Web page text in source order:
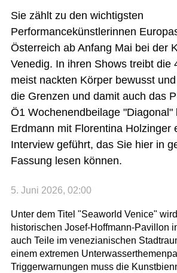
Sie zählt zu den wichtigsten
Performancekünstlerinnen
Österreich ab Anfang Mai bei der
Venedig. In ihren Shows treibt die
meist nackten Körper bewusst
die Grenzen und damit auch das
Ö1 Wochenendbeilage "Diagonal"
Erdmann mit Florentina Holzinger
Interview geführt, das Sie hier in
Fassung lesen können.
5. Juni 2026, 02:00
Unter dem Titel "Seaworld Venice"
historischen Josef-Hoffmann-Pavillon
auch Teile im venezianischen
einem extremen
Triggerwarnungen muss die